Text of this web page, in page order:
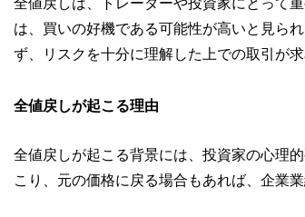
全値戻しは、トレーダーや投資家にとって
は、買いの好機である可能性が高いと見ら
ず、リスクを十分に理解した上での取引が求
全値戻しが起こる理由
全値戻しが起こる背景には、投資家の心理
こり、元の価格に戻る場合もあれば、企業